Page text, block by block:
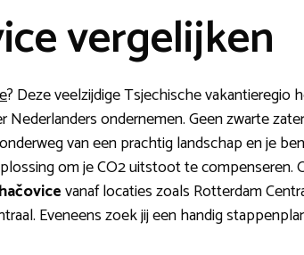
vergelijken
? Deze veelzijdige Tsjechische vakantieregio
ondernemen. Geen zwarte
van een prachtig landschap en je
om je CO2 uitstoot te compenseren.
vanaf locaties zoals Rotterdam
Eveneens zoek jij een handig